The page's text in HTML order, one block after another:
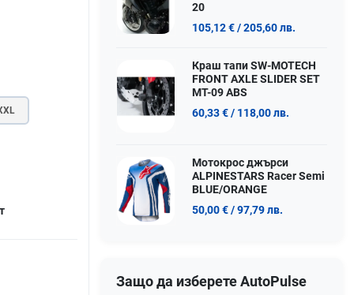
20
105,12 €/ 205,60 лв.
Краш тапи SW-MOTECH
FRONT AXLE SLIDER SET
MT-09 ABS
60,33 €/ 118,00 лв.
Мотокрос джърси
ALPINESTARS Racer Semi
BLUE/ORANGE
50,00 €/ 97,79 лв.
Защо да изберете AutoPulse